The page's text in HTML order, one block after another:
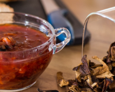
РЕЦЕПТЫ